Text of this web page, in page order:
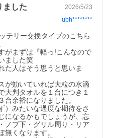
ました 2026/5/23
ubh********
テリー交換タイプのこちら
がまずは『軽っ!こんなので
ました笑
た人はそう思うと思いま
が効いていれば大粒の水滴
大判タオルを１台につき１
余裕になりました。
）みたいな過度な期待をさ
になるかもでしょうが、忘
ノブ下・グリル周り・リア
無くなります。